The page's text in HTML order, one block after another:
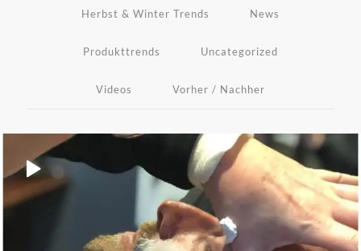
Herbst & Winter Trends News
Produkttrends Uncategorized
Videos Vorher / Nachher